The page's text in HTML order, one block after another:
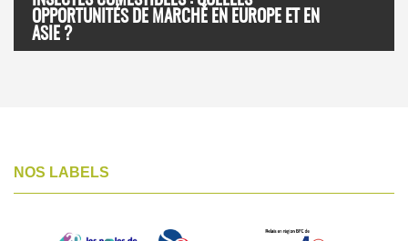
OPPORTUNITÉS DE MARCHÉ EN EUROPE ET EN
ASIE ?
NOS LABELS